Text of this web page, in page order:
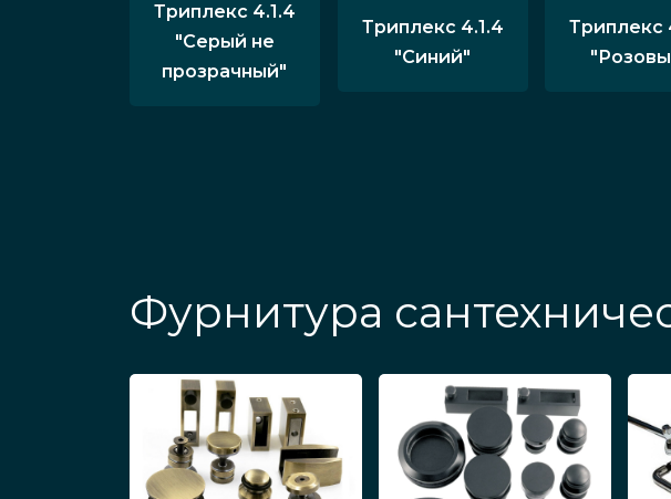
Триплекс 4.1.4
"Серый не
прозрачный"
Триплекс 4.1.4
"Синий"
Триплекс
Фурнитура